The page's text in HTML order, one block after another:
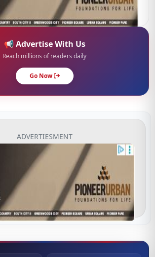
📢 Advertise With Us
Reach millions of readers daily
Go Now
ADVERTIESMENT